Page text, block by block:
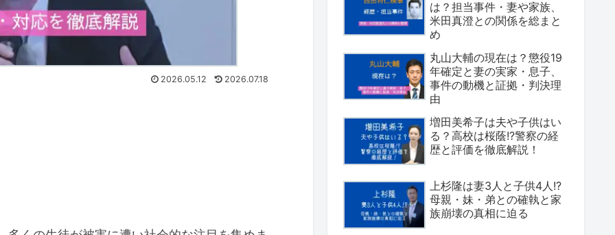
2026.05.12 2026.07.18
は？担当事件・妻や家族、
米田真澄との関係を総まと
め
丸山大輔の現在は？懲役19
年確定と妻の実家・息子、
事件の動機と証拠・判決理
由
増田美希子は夫や子供はい
る？高校は桜蔭!?警察の経
歴と評価を徹底解説！
上杉隆は妻3人と子供4人!?
母親・妹・弟との確執と家
族崩壊の真相に迫る